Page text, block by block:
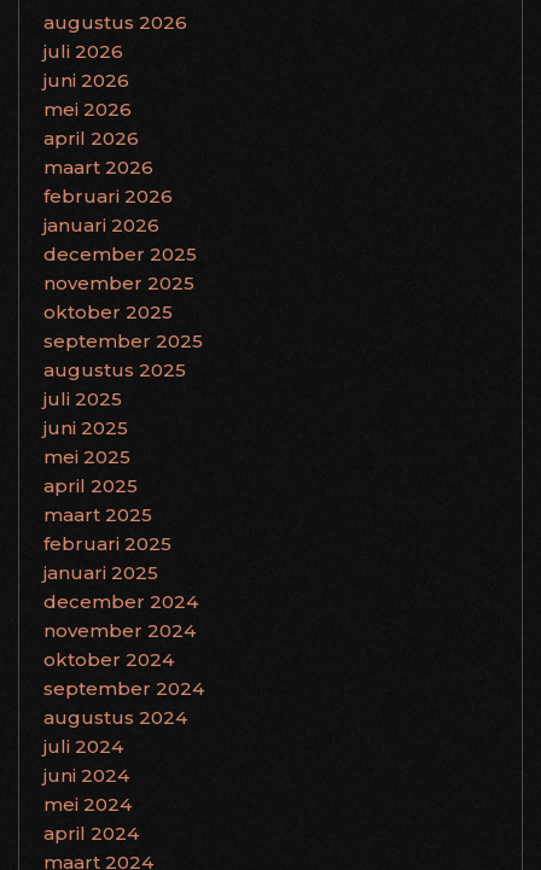
augustus 2026
juli 2026
juni 2026
mei 2026
april 2026
maart 2026
februari 2026
januari 2026
december 2025
november 2025
oktober 2025
september 2025
augustus 2025
juli 2025
juni 2025
mei 2025
april 2025
maart 2025
februari 2025
januari 2025
december 2024
november 2024
oktober 2024
september 2024
augustus 2024
juli 2024
juni 2024
mei 2024
april 2024
maart 2024